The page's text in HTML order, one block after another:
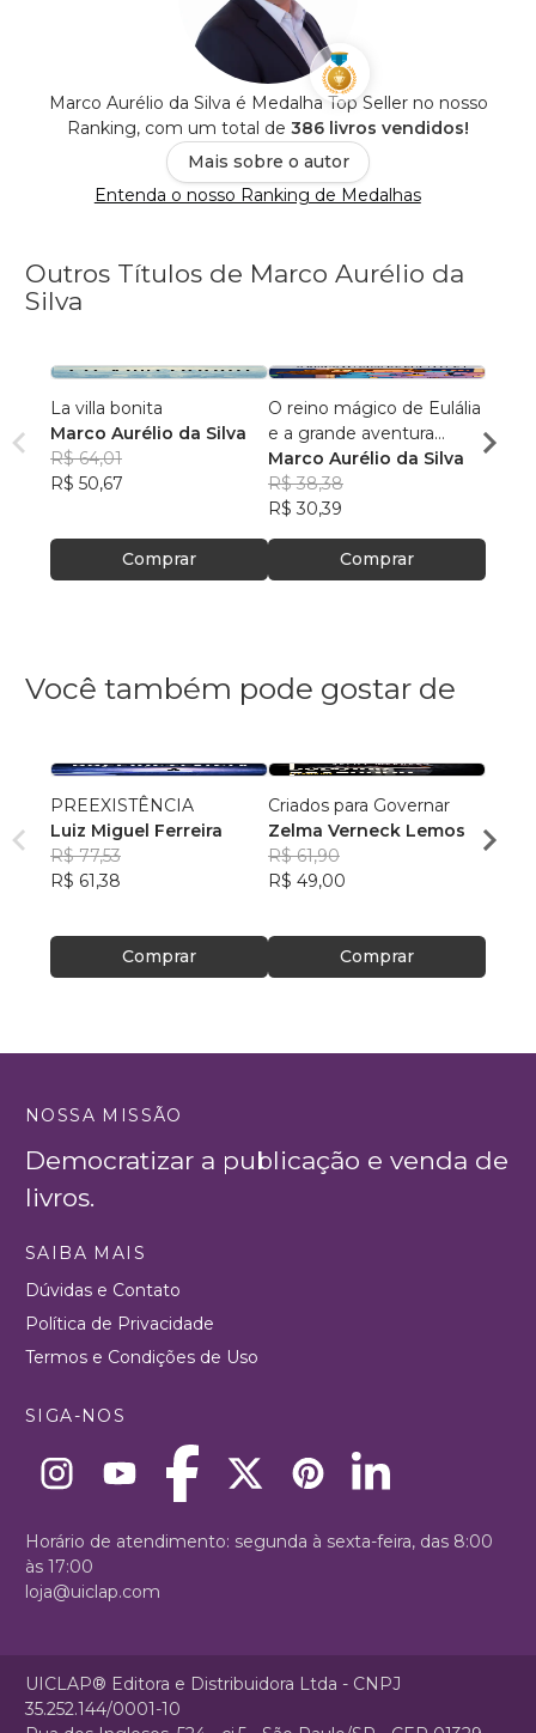
Marco Aurélio da Silva é Medalha Top Seller no nosso
Ranking, com um total de 386 livros vendidos!
Mais sobre o autor
Entenda o nosso Ranking de Medalhas
Outros Títulos de Marco Aurélio da
Silva
La villa bonita
Marco Aurélio da Silva
R$ 64,01
R$ 50,67
Comprar
O reino mágico de Eulália
e a grande aventura
noturna
Marco Aurélio da Silva
R$ 38,38
R$ 30,39
Comprar
R$
Você também pode gostar de
PREEXISTÊNCIA
Luiz Miguel Ferreira
R$ 77,53
R$ 61,38
Comprar
Criados para Governar
Zelma Verneck Lemos
R$ 61,90
R$ 49,00
Comprar
R$
NOSSA MISSÃO
Democratizar a publicação e venda de
livros.
SAIBA MAIS
Dúvidas e Contato
Política de Privacidade
Termos e Condições de Uso
SIGA-NOS
Horário de atendimento: segunda à sexta-feira, das 8:00
às 17:00
loja@uiclap.com
UICLAP® Editora e Distribuidora Ltda - CNPJ
35.252.144/0001-10